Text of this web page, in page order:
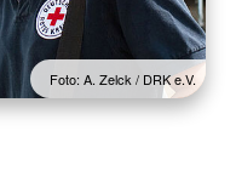
Foto: A. Zelck / DRK e.V.